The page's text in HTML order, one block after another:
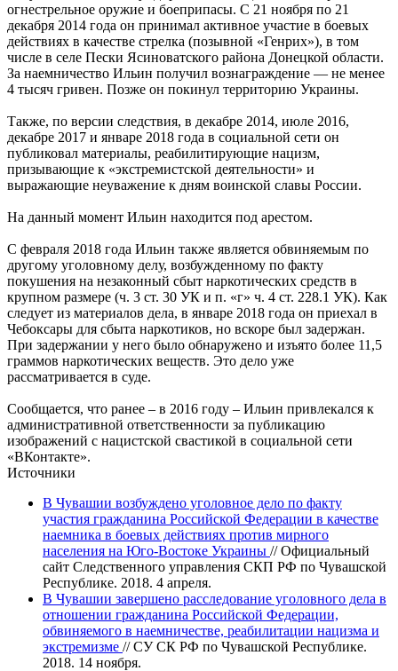
огнестрельное оружие и боеприпасы. С 21 ноября по 21
декабря 2014 года он принимал активное участие в боевых
действиях в качестве стрелка (позывной «Генрих»), в том
числе в селе Пески Ясиноватского района Донецкой области.
За наемничество Ильин получил вознаграждение — не менее
4 тысяч гривен. Позже он покинул территорию Украины.
Также, по версии следствия, в декабре 2014, июле 2016,
декабре 2017 и январе 2018 года в социальной сети он
публиковал материалы, реабилитирующие нацизм,
призывающие к «экстремистской деятельности» и
выражающие неуважение к дням воинской славы России.
На данный момент Ильин находится под арестом.
С февраля 2018 года Ильин также является обвиняемым по
другому уголовному делу, возбужденному по факту
покушения на незаконный сбыт наркотических средств в
крупном размере (ч. 3 ст. 30 УК и п. «г» ч. 4 ст. 228.1 УК). Как
следует из материалов дела, в январе 2018 года он приехал в
Чебоксары для сбыта наркотиков, но вскоре был задержан.
При задержании у него было обнаружено и изъято более 11,5
граммов наркотических веществ. Это дело уже
рассматривается в суде.
Сообщается, что ранее – в 2016 году – Ильин привлекался к
административной ответственности за публикацию
изображений с нацистской свастикой в социальной сети
«ВКонтакте».
Источники
В Чувашии возбуждено уголовное дело по факту
участия гражданина Российской Федерации в качестве
наемника в боевых действиях против мирного
населения на Юго-Востоке Украины // Официальный
сайт Следственного управления СКП РФ по Чувашской
Республике. 2018. 4 апреля.
В Чувашии завершено расследование уголовного дела в
отношении гражданина Российской Федерации,
обвиняемого в наемничестве, реабилитации нацизма и
экстремизме // СУ СК РФ по Чувашской Республике.
2018. 14 ноября.